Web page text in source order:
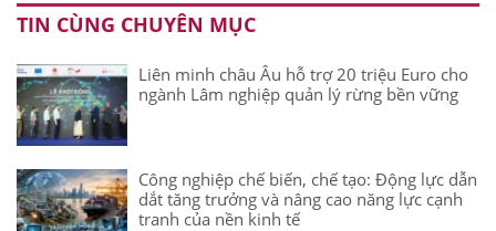
TIN CÙNG CHUYÊN MỤC
Liên minh châu Âu hỗ trợ 20 triệu Euro cho
ngành Lâm nghiệp quản lý rừng bền vững
Công nghiệp chế biến, chế tạo: Động lực dẫn
dắt tăng trưởng và nâng cao năng lực cạnh
tranh của nền kinh tế